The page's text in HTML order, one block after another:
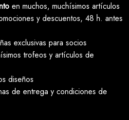
en muchos, muchísimos artículos
y descuentos, 48 h. antes
exclusivas para socios
trofeos y artículos de
diseños
de entrega y condiciones de